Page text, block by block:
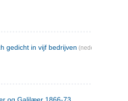
gedicht in vijf bedrijven (nederlandsk)